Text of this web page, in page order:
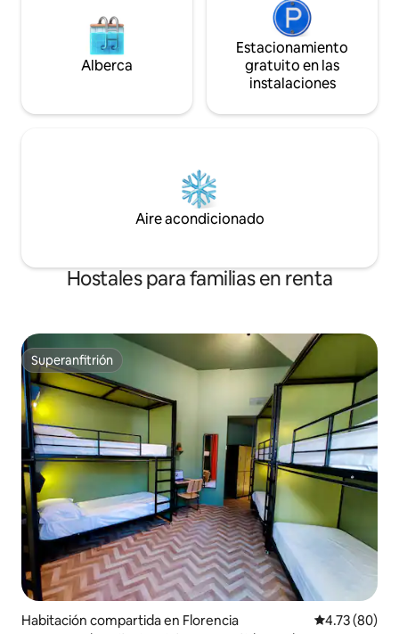
Alberca
Estacionamiento
gratuito en las
instalaciones
Aire acondicionado
Hostales para familias en renta
Superanfitrión
Superanfitrión
Habitación compartida en Florencia Calificación
4.73 (80)